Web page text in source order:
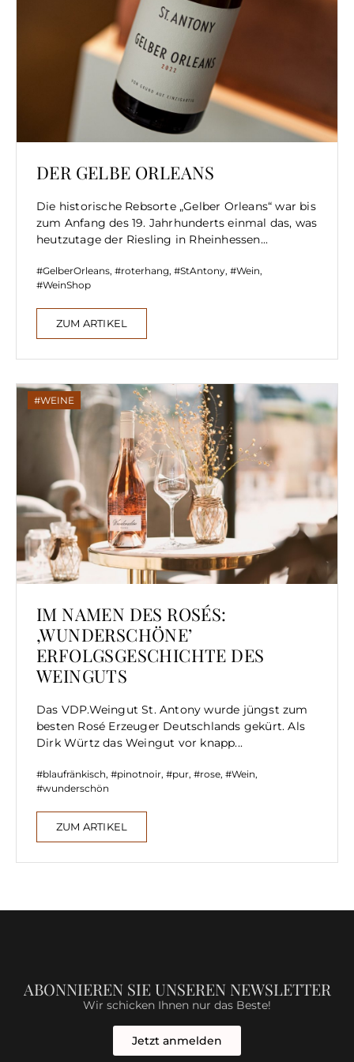
DER GELBE ORLEANS
Die historische Rebsorte „Gelber Orleans“ war bis
zum Anfang des 19. Jahrhunderts einmal das, was
heutzutage der Riesling in Rheinhessen...
GelberOrleans, roterhang, StAntony, Wein,
WeinShop
ZUM ARTIKEL
WEINE
IM NAMEN DES ROSÉS:
‚WUNDERSCHÖNE’
ERFOLGSGESCHICHTE DES
WEINGUTS
Das VDP.Weingut St. Antony wurde jüngst zum
besten Rosé Erzeuger Deutschlands gekürt. Als
Dirk Würtz das Weingut vor knapp...
blaufränkisch, pinotnoir, pur, rose, Wein,
wunderschön
ZUM ARTIKEL
ABONNIEREN SIE UNSEREN NEWSLETTER
Wir schicken Ihnen nur das Beste!
Jetzt anmelden